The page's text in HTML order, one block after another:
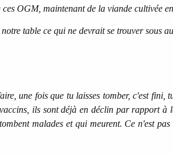
ces OGM, maintenant de la viande cultivée
table ce qui ne devrait se trouver sous
une fois que tu laisses tomber, c'est fini,
ils sont déjà en déclin par rapport à
malades et qui meurent. Ce n'est